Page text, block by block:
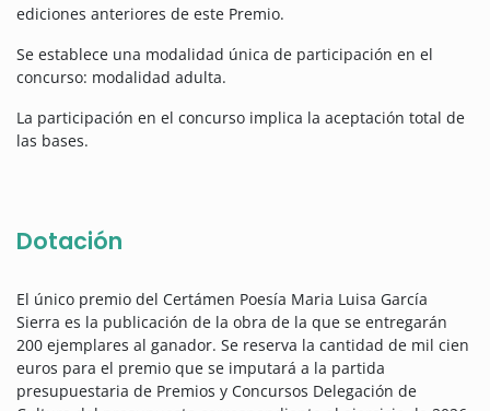
ediciones anteriores de este Premio.
Se establece una modalidad única de participación en el
concurso: modalidad adulta.
La participación en el concurso implica la aceptación total de
las bases.
Dotación
El único premio del Certámen Poesía Maria Luisa García
Sierra es la publicación de la obra de la que se entregarán
200 ejemplares al ganador. Se reserva la cantidad de mil cien
euros para el premio que se imputará a la partida
presupuestaria de Premios y Concursos Delegación de